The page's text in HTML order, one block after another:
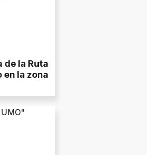
de la Ruta
en la zona